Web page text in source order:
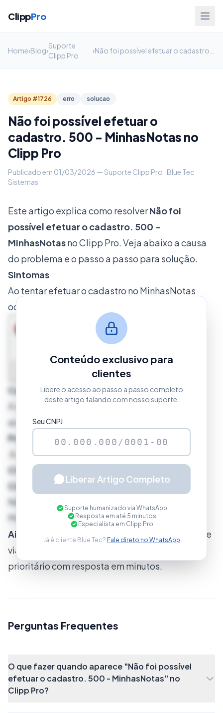
ClippPro
Home›Blog›
Suporte
Clipp Pro
›
Artigo #1726 erro solucao
Não foi possível efetuar o
cadastro. 500 - MinhasNotas no
Clipp Pro
Publicado em 01/03/2026 — Suporte Clipp Pro · Blue Tec
Sistemas
Este artigo explica como resolverNão foi
possível efetuar o cadastro. 500 -
MinhasNotasno Clipp Pro. Veja abaixo a causa
do problema e o passo a passo para solução.
Sintomas
Ao tentar efetuar o cadastro no MinhasNotas
ocorre a seguinte mensagem:
Causa
A senha informada deve ser segura, não são
aceitas senhas fáceis, ex: 123456.
Procedimento
A senha deve conter no mínimo 8 dígitos
CONTENDO MINÚSCULA, MAIÚSCULA E
CARACTERE ESPECIAL!
Não foi possível efetuar o cadastro 500 -
MinhasNotas
Ainda com dificuldades?
Nossa equipe resolve
via WhatsApp. Clientes Blue Tec têm suporte
prioritário com resposta em minutos.
Conteúdo exclusivo para
clientes
Libere o acesso ao passo a passo completo
deste artigo falando com nosso suporte.
Seu CNPJ
Liberar Artigo Completo
Suporte humanizado via WhatsApp
Resposta em até 5 minutos
Especialista em Clipp Pro
Já é cliente Blue Tec? Fale direto no WhatsApp
Perguntas Frequentes
O que fazer quando aparece "Não foi possível
efetuar o cadastro. 500 - MinhasNotas" no
Clipp Pro?